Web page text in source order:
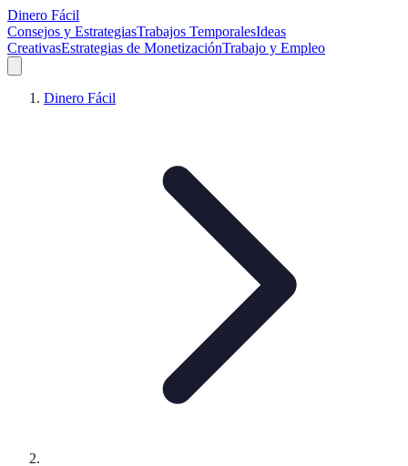
Dinero Fácil
Consejos y EstrategiasTrabajos TemporalesIdeas
CreativasEstrategias de MonetizaciónTrabajo y Empleo
Dinero Fácil